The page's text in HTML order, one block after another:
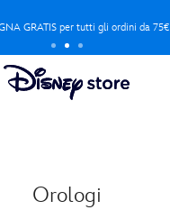
GRATIS per tutti gli ordini da 75€
Orologi